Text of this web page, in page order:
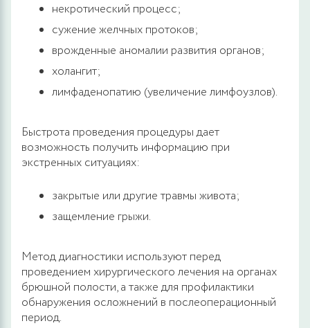
некротический процесс;
сужение желчных протоков;
врожденные аномалии развития органов;
холангит;
лимфаденопатию (увеличение лимфоузлов).
Быстрота проведения процедуры дает
возможность получить информацию при
экстренных ситуациях:
закрытые или другие травмы живота;
защемление грыжи.
Метод диагностики используют перед
проведением хирургического лечения на органах
брюшной полости, а также для профилактики
обнаружения осложнений в послеоперационный
период.